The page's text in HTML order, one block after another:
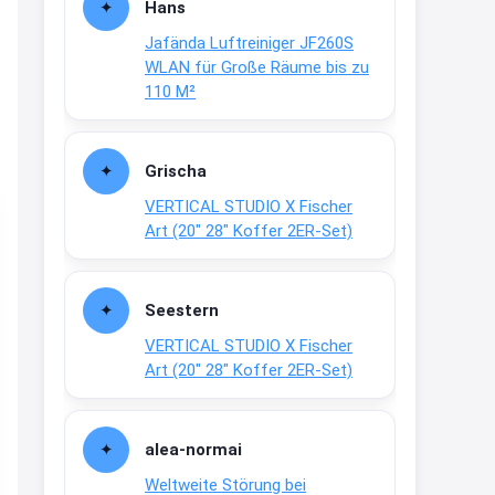
Hans
Jafända Luftreiniger JF260S
WLAN für Große Räume bis zu
110 M²
Grischa
VERTICAL STUDIO X Fischer
Art (20″ 28″ Koffer 2ER-Set)
Seestern
VERTICAL STUDIO X Fischer
Art (20″ 28″ Koffer 2ER-Set)
alea-normai
Weltweite Störung bei
2:35
Joachim
Gratis Campari Spritz / Aperol
Spritz für Gastronomie
aperitivo.de/
↩
Strandnixe
Das Koffersez gibt es nicht mehr
zu dem Preis
↩
Strandnixe